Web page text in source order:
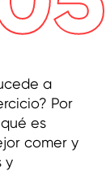
a
Por
es
comer y
y